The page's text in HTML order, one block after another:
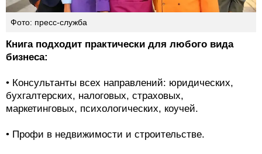
Фото: пресс-служба
Книга подходит практически для любого вида
бизнеса:
• Консультанты всех направлений: юридических,
бухгалтерских, налоговых, страховых,
маркетинговых, психологических, коучей.
• Профи в недвижимости и строительстве.